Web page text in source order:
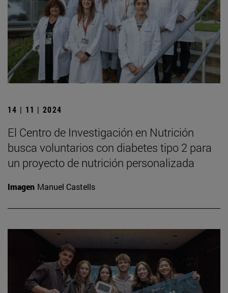
14 | 11 | 2024
El Centro de Investigación en Nutrición
busca voluntarios con diabetes tipo 2 para
un proyecto de nutrición personalizada
Imagen Manuel Castells